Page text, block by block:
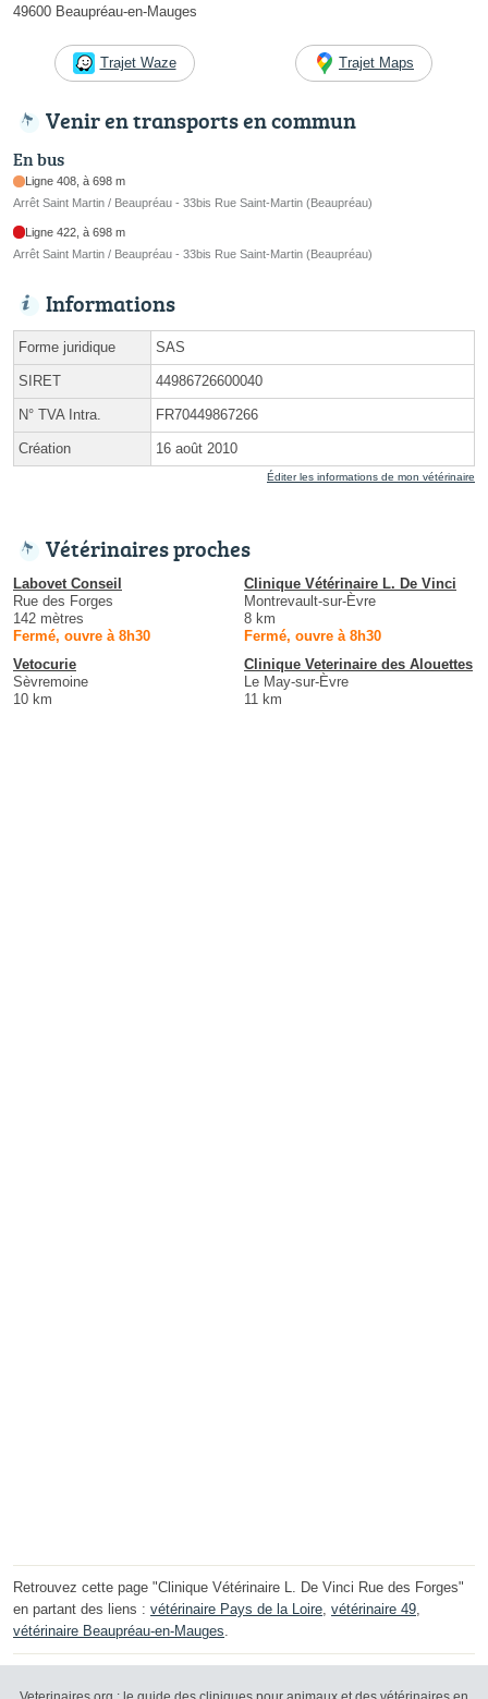
49600 Beaupréau-en-Mauges
Trajet Waze Trajet Maps
Venir en transports en commun
En bus
Ligne 408, à 698 m
Arrêt Saint Martin / Beaupréau - 33bis Rue Saint-Martin (Beaupréau)
Ligne 422, à 698 m
Arrêt Saint Martin / Beaupréau - 33bis Rue Saint-Martin (Beaupréau)
Informations
Forme juridique SAS
SIRET 44986726600040
N° TVA Intra. FR70449867266
Création 16 août 2010
Éditer les informations de mon vétérinaire
Vétérinaires proches
Labovet Conseil
Rue des Forges
142 mètres
Fermé, ouvre à 8h30
Clinique Vétérinaire L. De Vinci
Montrevault-sur-Èvre
8 km
Fermé, ouvre à 8h30
Vetocurie
Sèvremoine
10 km
Clinique Veterinaire des Alouettes
Le May-sur-Èvre
11 km
Retrouvez cette page "Clinique Vétérinaire L. De Vinci Rue des Forges"
en partant des liens : vétérinaire Pays de la Loire vétérinaire 49
vétérinaire Beaupréau-en-Mauges